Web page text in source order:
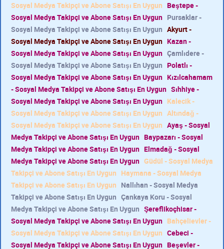
Sosyal Medya Takipçi ve Abone Satışı En Uygun Beştepe -
Sosyal Medya Takipçi ve Abone Satışı En Uygun Pursaklar -
Sosyal Medya Takipçi ve Abone Satışı En Uygun Akyurt -
Sosyal Medya Takipçi ve Abone Satışı En Uygun Kazan -
Sosyal Medya Takipçi ve Abone Satışı En Uygun Çamlıdere -
Sosyal Medya Takipçi ve Abone Satışı En Uygun Polatlı -
Sosyal Medya Takipçi ve Abone Satışı En Uygun Kızılcahamam
- Sosyal Medya Takipçi ve Abone Satışı En Uygun Sıhhiye -
Sosyal Medya Takipçi ve Abone Satışı En Uygun Kalecik -
Sosyal Medya Takipçi ve Abone Satışı En Uygun Altındağ -
Sosyal Medya Takipçi ve Abone Satışı En Uygun Ayaş - Sosyal
Medya Takipçi ve Abone Satışı En Uygun Baypazarı - Sosyal
Medya Takipçi ve Abone Satışı En Uygun Elmadağ - Sosyal
Medya Takipçi ve Abone Satışı En Uygun Güdül - Sosyal Medya
Takipçi ve Abone Satışı En Uygun Haymana - Sosyal Medya
Takipçi ve Abone Satışı En Uygun Nallıhan - Sosyal Medya
Takipçi ve Abone Satışı En Uygun Çankaya Koru - Sosyal
Medya Takipçi ve Abone Satışı En Uygun Şereflikoçhisar -
Sosyal Medya Takipçi ve Abone Satışı En Uygun Bahçelievler -
Sosyal Medya Takipçi ve Abone Satışı En Uygun Cebeci -
Sosyal Medya Takipçi ve Abone Satışı En Uygun Beşevler -